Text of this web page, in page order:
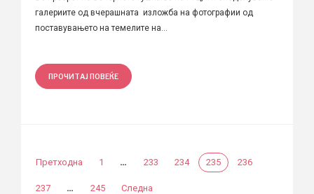
галериите од вчерашната изложба на фотографии од
поставувањето на темелите на...
ПРОЧИТАЈ ПОВЕЌЕ
Претходна 1 … 233 234 235 236
237 … 245 Следна